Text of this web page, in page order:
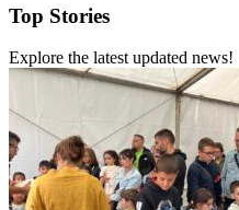
Top Stories
Explore the latest updated news!